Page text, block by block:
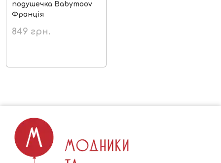
подушечка Babymoov
Франція
849 грн.